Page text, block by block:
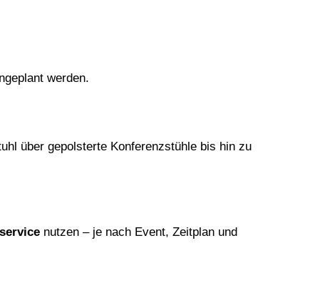
werden.
über gepolsterte Konferenzstühle bis hin zu
nutzen – je nach Event, Zeitplan und